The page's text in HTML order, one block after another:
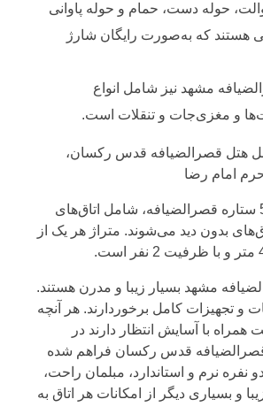
حوله دست، حمام و حوله پاوانی
هستند که به‌صورت رایگان شارژ
مشهد نیز شامل انواع
و مغزی‌جات و تنقلات است.
هتل قصرالضیافه قدس رکسان،
امام رضا
اتاق‌های دبل هتل 5 ستاره قصرالضیافه، شامل اتاق‌های
بدون دید می‌شوند. متراژ هر یک از
مشهد بسیار زیبا و مدرن هستند.
و تجهیزات کامل برخوردارند. هر آنچه
همراه با آسایش انتظار دارند در
قصرالضیافه قدس رکسان فراهم شده
نرم و استاندارد، مبلمان راحت،
و بسیاری دیگر از امکانات هر اتاق به